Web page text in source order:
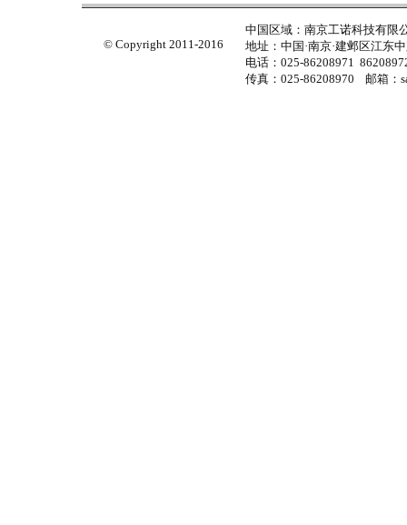
© Copyright 2011-2016
中国区域：南京工诺科技有限
地址：中国·南京·建邺区江东
电话：025-86208971
传真：025-86208970 邮箱：